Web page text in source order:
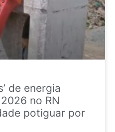
de energia
no RN
potiguar por